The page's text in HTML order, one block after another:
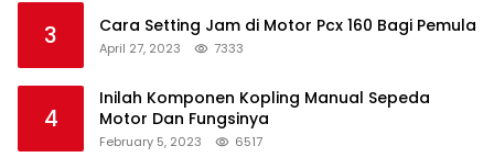
3 Cara Setting Jam di Motor Pcx 160 Bagi Pemula
April 27, 2023 7333
4
Inilah Komponen Kopling Manual Sepeda
Motor Dan Fungsinya
February 5, 2023 6517